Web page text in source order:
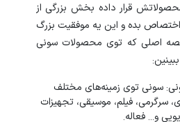
قرار داده بخش بزرگی از
بده و این یه موفقیت بزرگ
اصلی که توی محصولات سونی
سونی توی زمینه‌های مختلف
فیلم، موسیقی، تجهیزات
و... فعاله.